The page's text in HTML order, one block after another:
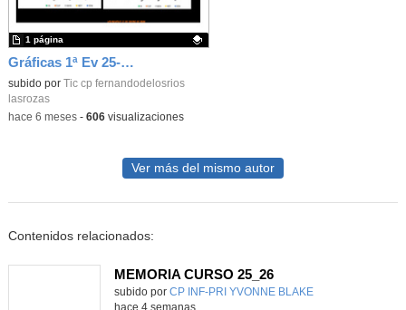
Gráficas 1ª Ev 25-26_CEIP FDLR_Las Rozas
Contenido educativo.
subido por Tic cp fernandodelosrios
lasrozas
1 página
-hace 6 meses- 606visualizaciones
Ver más del mismo autor
Contenidos relacionados:
MEMORIA CURSO 25_26
subido por CP INF-PRI YVONNE BLAKE-
hace 4 semanas